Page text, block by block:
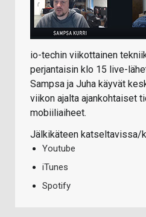
io-techin viikottainen
perjantaisin klo 15 live-
Sampsa ja Juha käyvät
viikon ajalta ajankohtaiset
mobiiliaiheet.
Jälkikäteen katseltavissa/
Youtube
iTunes
Spotify